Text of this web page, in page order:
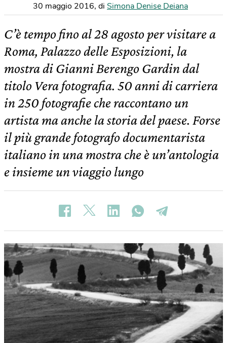
30 maggio 2016, di Simona Denise Deiana
C’è tempo fino al 28 agosto per visitare a
Roma, Palazzo delle Esposizioni, la
mostra di Gianni Berengo Gardin dal
titolo Vera fotografia. 50 anni di carriera
in 250 fotografie che raccontano un
artista ma anche la storia del paese. Forse
il più grande fotografo documentarista
italiano in una mostra che è un’antologia
e insieme un viaggio lungo